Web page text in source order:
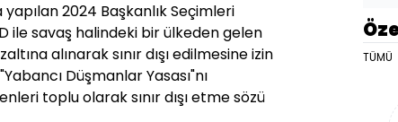
2024 Başkanlık Seçimleri
ile savaş halindeki bir ülkeden gelen
alınarak sınır dışı edilmesine izin
Düşmanlar Yasası"nı
toplu olarak sınır dışı etme sözü
TÜMÜ